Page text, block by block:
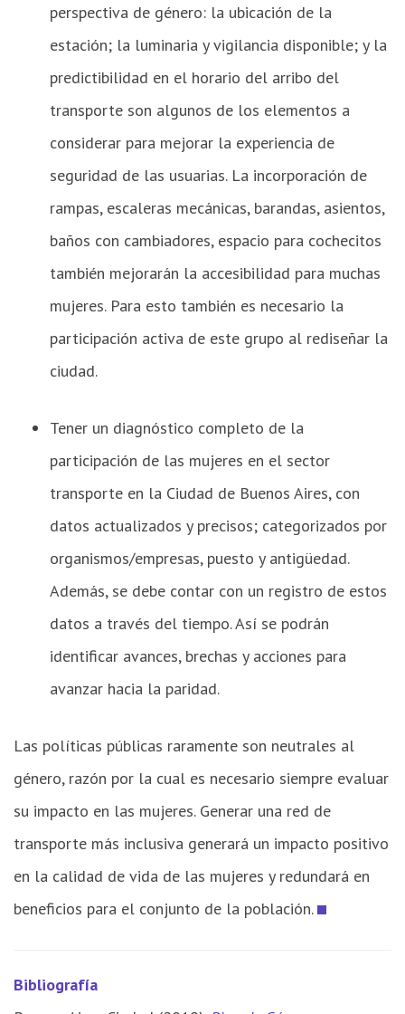
perspectiva de género: la ubicación de la
estación; la luminaria y vigilancia disponible; y la
predictibilidad en el horario del arribo del
transporte son algunos de los elementos a
considerar para mejorar la experiencia de
seguridad de las usuarias. La incorporación de
rampas, escaleras mecánicas, barandas, asientos,
baños con cambiadores, espacio para cochecitos
también mejorarán la accesibilidad para muchas
mujeres. Para esto también es necesario la
participación activa de este grupo al rediseñar la
ciudad.
Tener un diagnóstico completo de la
participación de las mujeres en el sector
transporte en la Ciudad de Buenos Aires, con
datos actualizados y precisos; categorizados por
organismos/empresas, puesto y antigüedad.
Además, se debe contar con un registro de estos
datos a través del tiempo. Así se podrán
identificar avances, brechas y acciones para
avanzar hacia la paridad.
Las políticas públicas raramente son neutrales al
género, razón por la cual es necesario siempre evaluar
su impacto en las mujeres. Generar una red de
transporte más inclusiva generará un impacto positivo
en la calidad de vida de las mujeres y redundará en
beneficios para el conjunto de la población.
Bibliografía